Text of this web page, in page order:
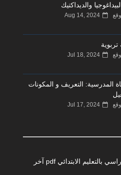
والديداكتيك
Aug 14, 2024
Jul 18, 2024
المدرسية: التعريف و المكونات
Jul 17, 2024
المنهاج الدراسي بالتعليم الابتدائي pdf آخر